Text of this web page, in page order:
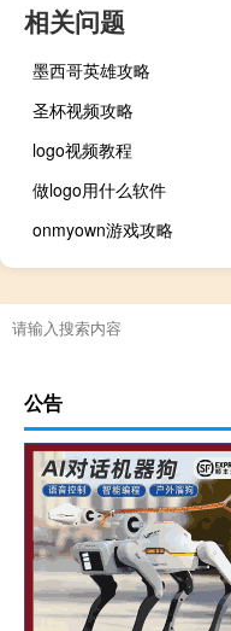
相关问题
墨西哥英雄攻略
圣杯视频攻略
logo视频教程
做logo用什么软件
onmyown游戏攻略
公告